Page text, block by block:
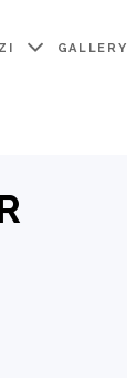
GALLERY